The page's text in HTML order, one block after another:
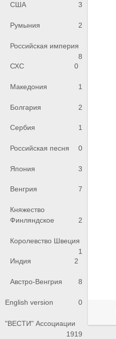
США 3
Румыния 2
Российская империя
8
СХС
0
Македония 1
Болгария 2
Сербия 1
Российская песня 0
Япония 3
Венгрия 7
Княжество
Финляндское
2
Королевство Швеция
1
Индия
2
Австро-Венгрия 8
English version 0
"ВЕСТИ" Ассоциации
1919